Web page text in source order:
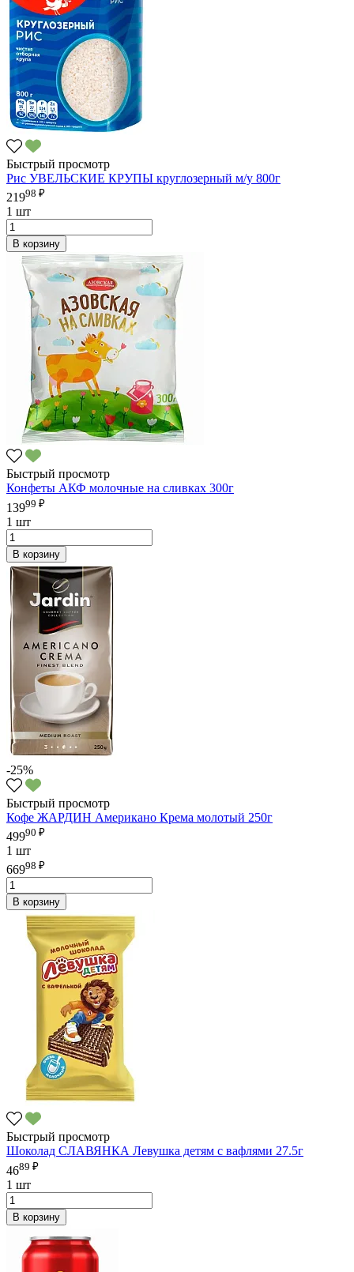
Быстрый просмотр
Рис УВЕЛЬСКИЕ КРУПЫ круглозерный м/у 800г
21998 ₽
1 шт
В корзину
Быстрый просмотр
Конфеты АКФ молочные на сливках 300г
13999 ₽
1 шт
В корзину
-25%
Быстрый просмотр
Кофе ЖАРДИН Американо Крема молотый 250г
49990 ₽
1 шт
66998 ₽
В корзину
Быстрый просмотр
Шоколад СЛАВЯНКА Левушка детям с вафлями 27.5г
4689 ₽
1 шт
В корзину